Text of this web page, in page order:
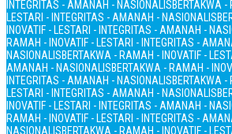
INTEGRITAS - AMANAH - NASIONALISBERTAKWA -
LESTARI - INTEGRITAS - AMANAH - NASIONALIS
INOVATIF - LESTARI - INTEGRITAS - AMANAH -
RAMAH - INOVATIF - LESTARI - INTEGRITAS -
NASIONALISBERTAKWA - RAMAH - INOVATIF -
AMANAH - NASIONALISBERTAKWA - RAMAH -
INTEGRITAS - AMANAH - NASIONALISBERTAKWA -
LESTARI - INTEGRITAS - AMANAH - NASIONALIS
INOVATIF - LESTARI - INTEGRITAS - AMANAH -
RAMAH - INOVATIF - LESTARI - INTEGRITAS -
NASIONALISBERTAKWA - RAMAH - INOVATIF -